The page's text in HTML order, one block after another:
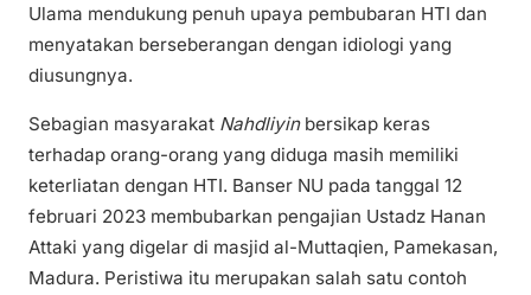
Ulama mendukung penuh upaya pembubaran HTI dan
menyatakan berseberangan dengan idiologi yang
diusungnya.
Sebagian masyarakat Nahdliyinbersikap keras
terhadap orang-orang yang diduga masih memiliki
keterliatan dengan HTI. Banser NU pada tanggal 12
februari 2023 membubarkan pengajian Ustadz Hanan
Attaki yang digelar di masjid al-Muttaqien, Pamekasan,
Madura. Peristiwa itu merupakan salah satu contoh